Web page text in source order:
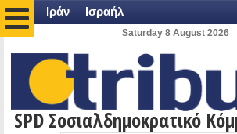
Ιράν Ισραήλ
Saturday 8 August 2026
SPD Σοσιαλδημοκρατικό